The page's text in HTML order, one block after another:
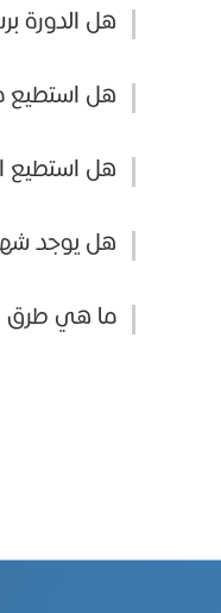
هل الدورة
هل استطيع
هل استطيع
هل يوجد
ما هي طرق